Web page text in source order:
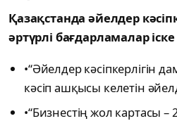
Қазақстанда әйелдер
әртүрлі бағдарламалар
​•​“Әйелдер кәсіпкерлігін
кәсіп ашқысы келетін
​•​“Бизнестің жол картасы –